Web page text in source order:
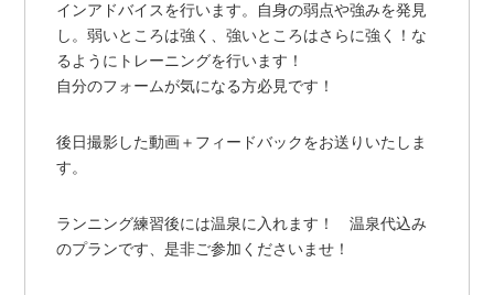
インアドバイスを行います。自身の弱点や強みを発見
し。弱いところは強く、強いところはさらに強く！な
るようにトレーニングを行います！
自分のフォームが気になる方必見です！
後日撮影した動画＋フィードバックをお送りいたしま
す。
ランニング練習後には温泉に入れます！ 温泉代込み
のプランです、是非ご参加くださいませ！